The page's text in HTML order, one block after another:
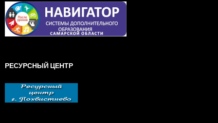
РЕСУРСНЫЙ ЦЕНТР